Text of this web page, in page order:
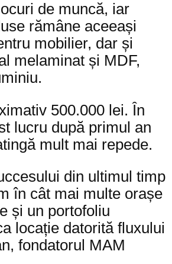
de muncă, iar
rămâne aceeași
mobilier, dar și
melaminat și MDF,
500.000 lei. În
lucru după primul an
mult mai repede.
din ultimul timp
în cât mai multe orașe
și un portofoliu
locație datorită fluxului
fondatorul MAM